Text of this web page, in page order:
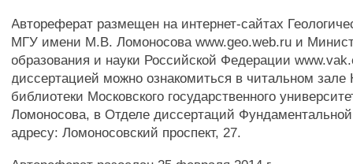
Автореферат размещен на интернет-сайтах
МГУ имени М.В. Ломоносова www.geo.web.ru и
образования и науки Российской Федерации
диссертацией можно ознакомиться в читальном зале
библиотеки Московского государственного
Ломоносова, в Отделе диссертаций
адресу: Ломоносовский проспект, 27.